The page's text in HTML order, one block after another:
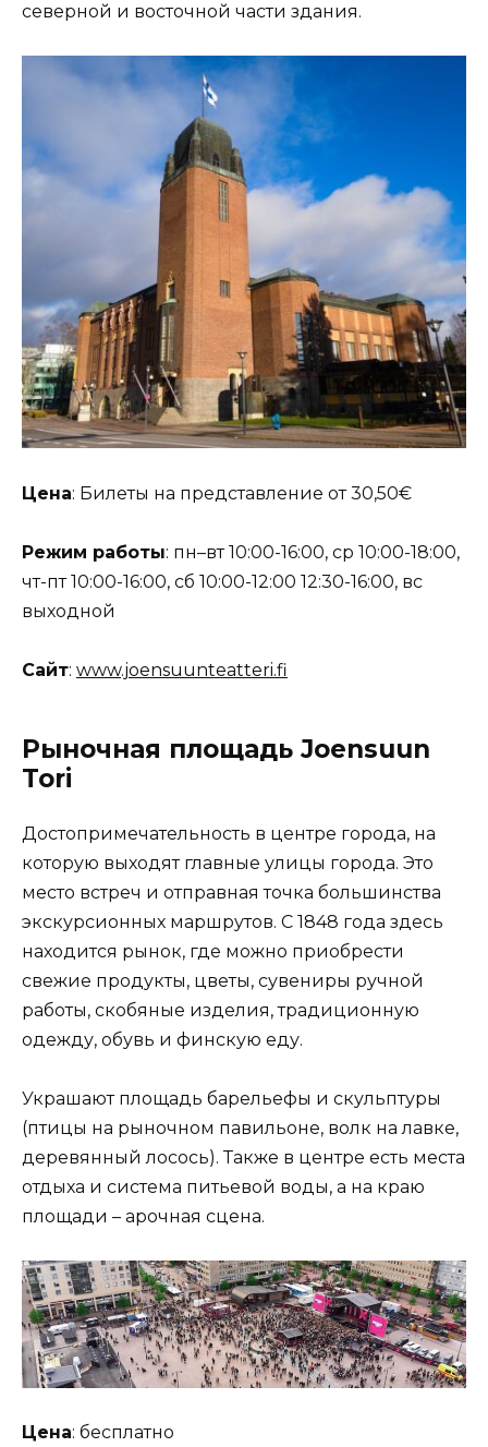
северной и восточной части здания.
Цена: Билеты на представление от 30,50€
Режим работы: пн–вт 10:00-16:00, ср 10:00-18:00,
чт-пт 10:00-16:00, сб 10:00-12:00 12:30-16:00, вс
выходной
Сайт: www.joensuunteatteri.fi
Рыночная площадь Joensuun
Tori
Достопримечательность в центре города, на
которую выходят главные улицы города. Это
место встреч и отправная точка большинства
экскурсионных маршрутов. С 1848 года здесь
находится рынок, где можно приобрести
свежие продукты, цветы, сувениры ручной
работы, скобяные изделия, традиционную
одежду, обувь и финскую еду.
Украшают площадь барельефы и скульптуры
(птицы на рыночном павильоне, волк на лавке,
деревянный лосось). Также в центре есть места
отдыха и система питьевой воды, а на краю
площади – арочная сцена.
Цена: бесплатно